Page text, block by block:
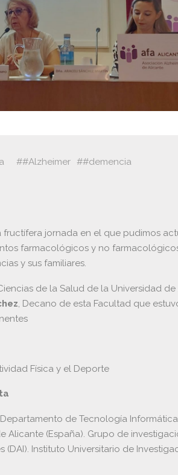
#Alzheimer #demencia
jornada en el que pudimos
farmacológicos y no
y sus familiares.
de la Salud de la Universidad
, Decano de esta Facultad que
Física y el Deporte
de Tecnología
Alicante (España). Grupo de
Instituto Universitario de